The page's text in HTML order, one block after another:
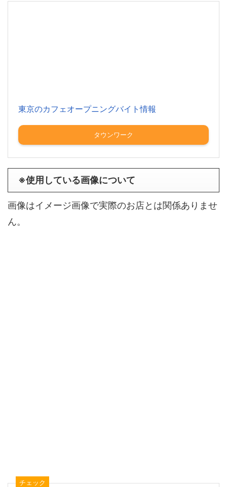
東京のカフェオープニングバイト情報
タウンワーク
※使用している画像について
画像はイメージ画像で実際のお店とは関係ありませ
ん。
チェック